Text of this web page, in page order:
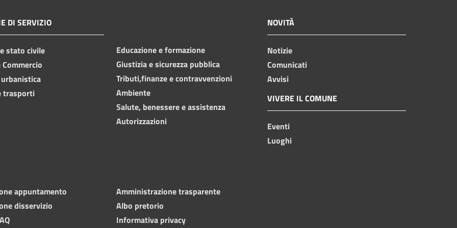
DI SERVIZIO
stato civile
trasporti
Educazione e formazione
Giustizia e sicurezza pubblica
Tributi,finanze e contravvenzioni
Ambiente
Salute, benessere e assistenza
Autorizzazioni
NOVITÀ
Notizie
Comunicati
Avvisi
VIVERE IL COMUNE
Eventi
Luoghi
appuntamento
disservizio
Amministrazione trasparente
Albo pretorio
Informativa privacy